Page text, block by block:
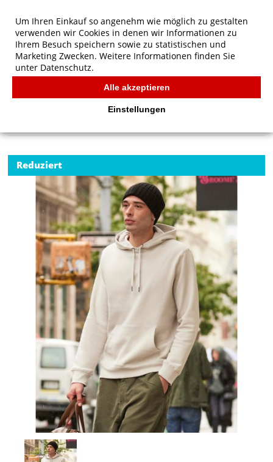
B&C KING Hooded
Reduziert
Um Ihren Einkauf so angenehm wie möglich zu gestalten
verwenden wir Cookies in denen wir Informationen zu
Ihrem Besuch speichern sowie zu statistischen und
Marketing Zwecken. Weitere Informationen finden Sie
unter Datenschutz.
Alle akzeptieren
Einstellungen